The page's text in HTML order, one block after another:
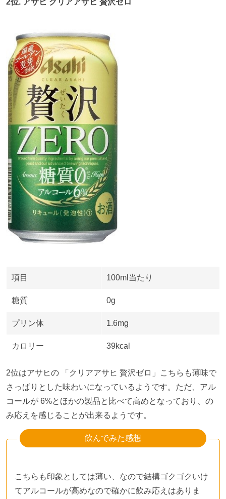
2位. アサヒ クリアアサヒ 贅沢ゼロ
項目 100ml当たり
糖質 0g
プリン体 1.6mg
カロリー 39kcal
2位はアサヒの 「クリアアサヒ 贅沢ゼロ」こちらも薄味で
さっぱりとした味わいになっているようです。ただ、アル
コールが 6%とほかの製品と比べて高めとなっており、の
み応えを感じることが出来るようです。
飲んでみた感想
こちらも印象としては薄い、なので結構ゴクゴクいけ
てアルコールが高めなので確かに飲み応えはありま